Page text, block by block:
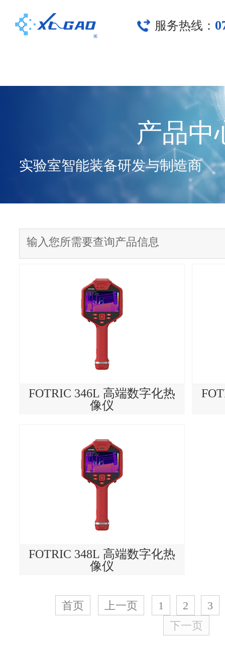
服务热线：
产品中
实验室智能装备研发与制造商
FOTRIC 346L 高端数字化热
像仪
FOTRIC 348L 高端数字化热
像仪
首页 上一页 1 2
3
下一页